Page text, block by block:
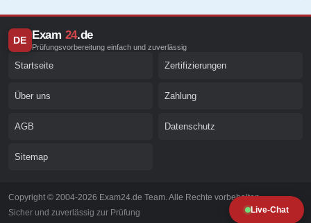
Live-Chat
DE Exam 24.de
Prüfungsvorbereitung einfach und zuverlässig
Startseite Zertifizierungen
Über uns Zahlung
AGB Datenschutz
Sitemap
Copyright © 2004-2026 Exam24.de Team. Alle Rechte vorbehalten.
Sicher und zuverlässig zur Prüfung